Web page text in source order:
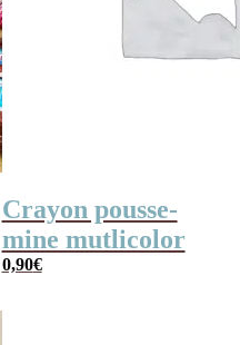
Crayon pousse-
mine mutlicolor
0,90€